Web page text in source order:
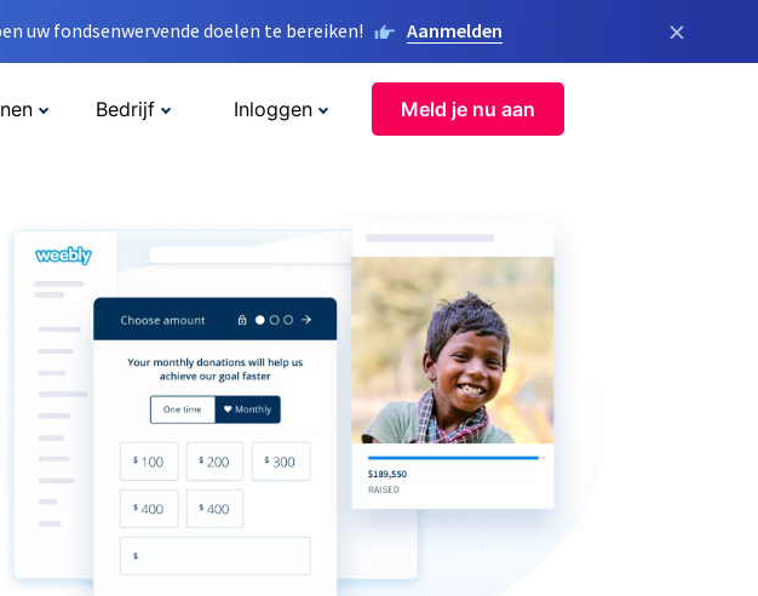
uw fondsenwervende doelen te bereiken! Aanmelden ×
Bedrijf Inloggen Meld je nu aan